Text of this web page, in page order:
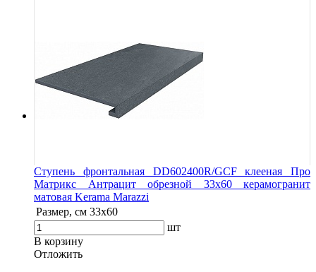
Ступень фронтальная DD602400R/GCF клееная Про
Матрикс Антрацит обрезной 33x60 керамогранит
матовая Kerama Marazzi
Размер, см 33x60
шт
В корзину
Oтложить